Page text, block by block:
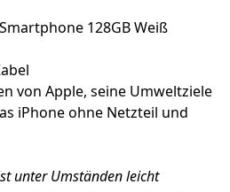
128GB Weiß
von Apple, seine Umweltziele
iPhone ohne Netzteil und
unter Umständen leicht